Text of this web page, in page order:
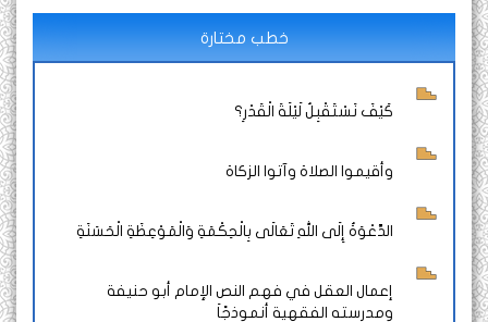
خطب مختارة
كَيْفَ نَسْتَقْبِلُ لَيْلَةَ الْقَدْرِ؟
وأقيموا الصلاة وآتوا الزكاة
الدَّعْوَةُ إِلَى اللهِ تَعَالَى بِالْحِكْمَةِ وَالْمَوْعِظَةِ الْحَسَنَةِ
إعمال العقل في فهم النص الإمام أبو حنيفة
ومدرسته الفقهية أنموذجًاَ